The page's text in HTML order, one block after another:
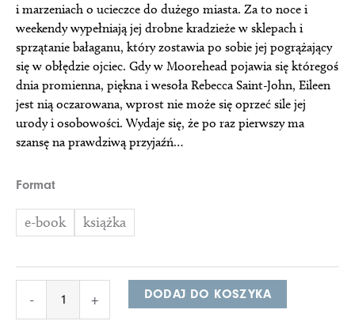
i marzeniach o ucieczce do dużego miasta. Za to noce i
weekendy wypełniają jej drobne kradzieże w sklepach i
sprzątanie bałaganu, który zostawia po sobie jej pogrążający
się w obłędzie ojciec. Gdy w Moorehead pojawia się któregoś
dnia promienna, piękna i wesoła Rebecca Saint-John, Eileen
jest nią oczarowana, wprost nie może się oprzeć sile jej
urody i osobowości. Wydaje się, że po raz pierwszy ma
szansę na prawdziwą przyjaźń…
Format
e-book książka
- + DODAJ DO KOSZYKA